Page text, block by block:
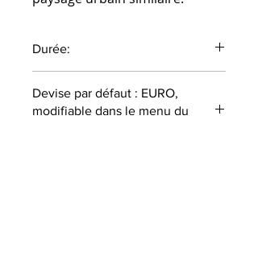
Durée:
Devise par défaut : EURO,
modifiable dans le menu du